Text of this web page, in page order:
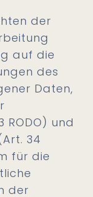
der
auf die
des
Daten,
und
34
für die
der